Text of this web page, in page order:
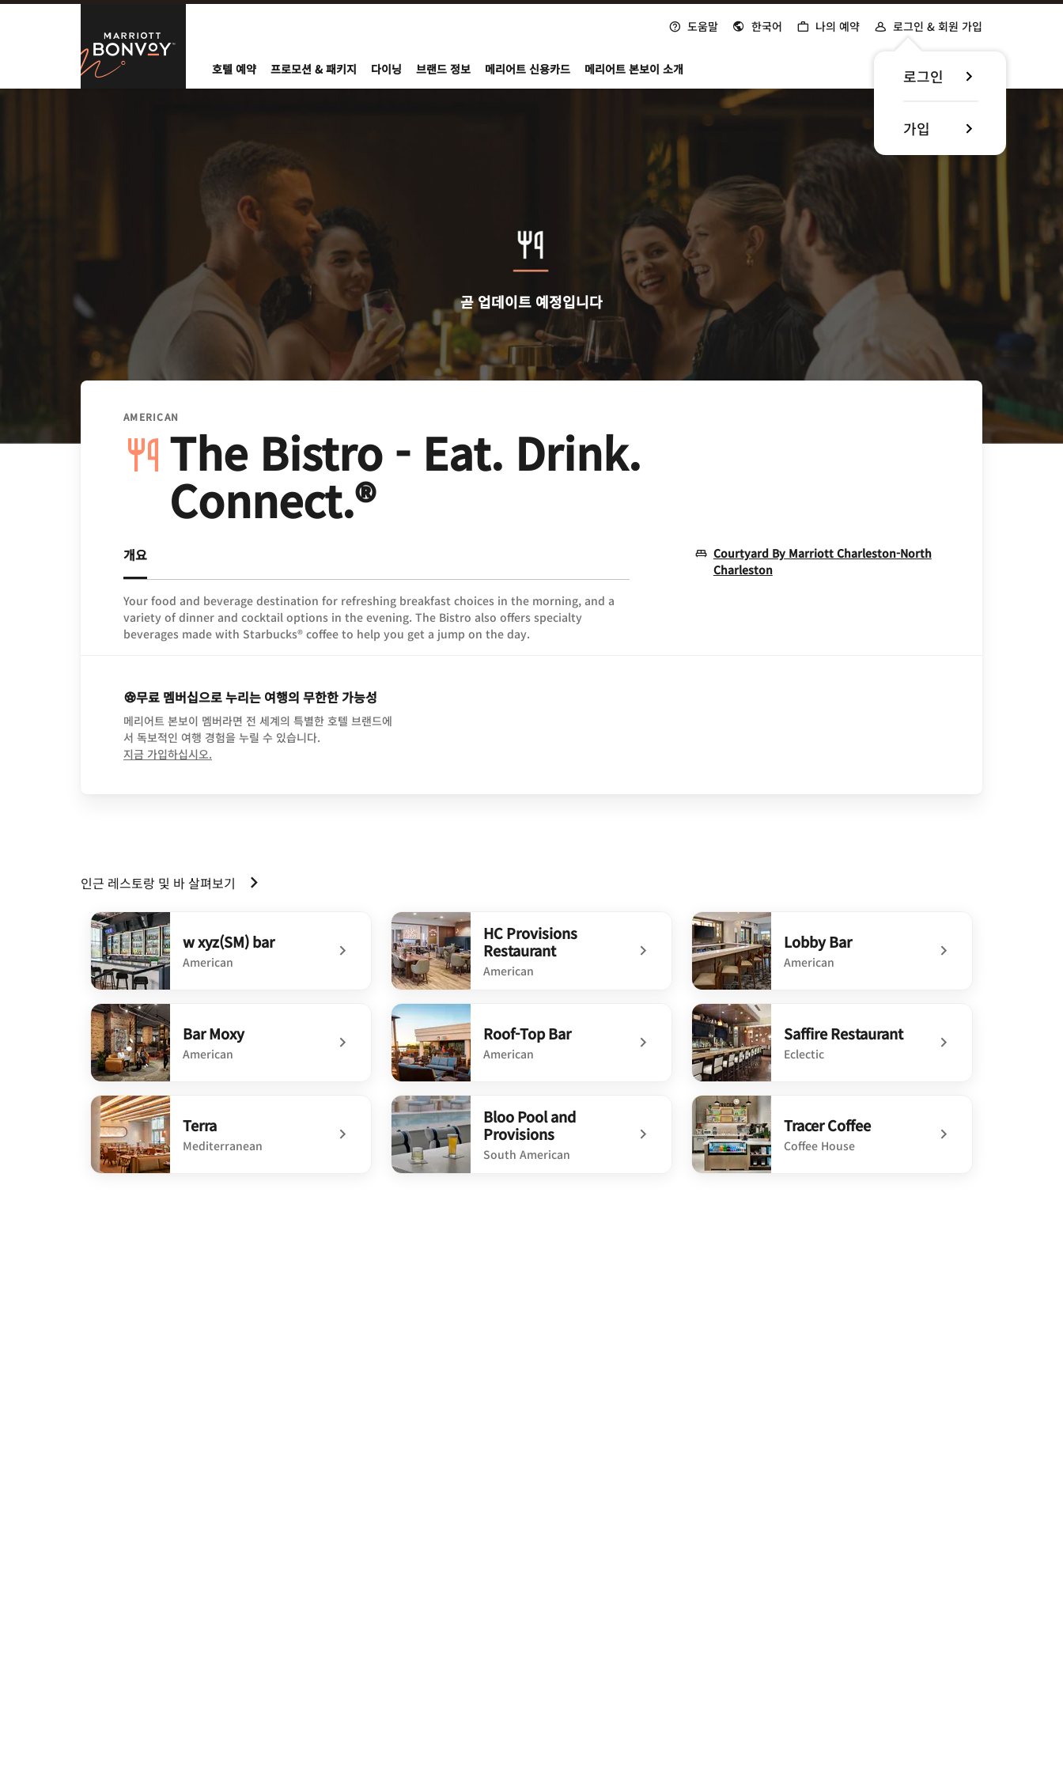
Skip to Content
Marriott Bonvoy
도움말 한국어 나의 예약 로그인 & 회원 가입
로그인
가입
호텔 예약 프로모션 & 패키지 다이닝 브랜드 정보 메리어트 신용카드 메리어트 본보이 소개
곧 업데이트 예정입니다
AMERICAN
The Bistro - Eat. Drink.
Connect.®
개요
Your food and beverage destination for refreshing breakfast choices in the morning, and a
variety of dinner and cocktail options in the evening. The Bistro also offers specialty
beverages made with Starbucks® coffee to help you get a jump on the day.
Courtyard By Marriott Charleston-North
CharlestonOpens In New Window
무료 멤버십으로 누리는 여행의 무한한 가능성
메리어트 본보이 멤버라면 전 세계의 특별한 호텔 브랜드에
서 독보적인 여행 경험을 누릴 수 있습니다.
지금 가입하십시오.
인근 레스토랑 및 바 살펴보기
w xyz(SM) bar
American
undefined w xyz(SM) bar
HC Provisions
Restaurant
American
undefined HC Provisions Restaurant
Lobby Bar
American
undefined Lobby Bar
Bar Moxy
American
undefined Bar Moxy
Roof-Top Bar
American
undefined Roof-Top Bar
Saffire Restaurant
Eclectic
undefined Saffire Restaurant
Terra
Mediterranean
Bloo Pool and
Provisions
South American
Tracer Coffee
Coffee House